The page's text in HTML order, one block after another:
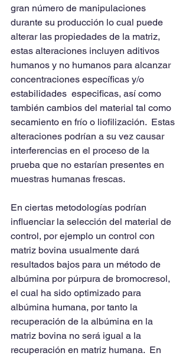
gran número de manipulaciones
durante su producción lo cual puede
alterar las propiedades de la matriz,
estas alteraciones incluyen aditivos
humanos y no humanos para alcanzar
concentraciones específicas y/o
estabilidades  especificas, así como
también cambios del material tal como
secamiento en frío o liofilización.  Estas
alteraciones podrían a su vez causar
interferencias en el proceso de la
prueba que no estarían presentes en
muestras humanas frescas.
En ciertas metodologías podrían
influenciar la selección del material de
control, por ejemplo un control con
matriz bovina usualmente dará
resultados bajos para un método de
albúmina por púrpura de bromocresol,
el cual ha sido optimizado para
albúmina humana, por tanto la
recuperación de la albúmina en la
matriz bovina no será igual a la
recuperación en matriz humana.  En